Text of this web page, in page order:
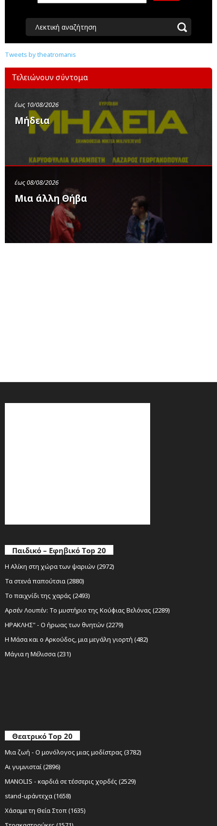
Λεκτική αναζήτηση
Tweets by theatromanis
Τελειώνουν σύντομα
έως 10/08/2026
Μήδεια
έως 08/08/2026
Μια άλλη Θήβα
Παιδικό – Εφηβικό Top 20
Η Αλίκη στη χώρα των ψαριών (2972)
Τα στενά παπούτσια (2880)
Το παιχνίδι της χαράς (2493)
Αρσέν Λουπέν: Το μυστήριο της Κούφιας Βελόνας (2289)
ΗΡΑΚΛΗΣ" - Ο ήρωας των θνητών (2279)
Η Μάσα και ο Αρκούδος, μια μεγάλη γιορτή (482)
Μάγια η Μέλισσα (231)
Θεατρικό Top 20
Μια ζωή - Ο μονόλογος μιας μοδίστρας (3782)
Αι γυμνισταί (2896)
MANOLIS - καρδιά σε τέσσερις χορδές (2529)
stand-upάντεχα (1658)
Χάσαμε τη Θεία Στοπ (1635)